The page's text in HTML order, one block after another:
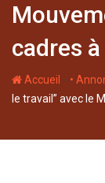
cadres à
Accueil - •
le travail” avec le